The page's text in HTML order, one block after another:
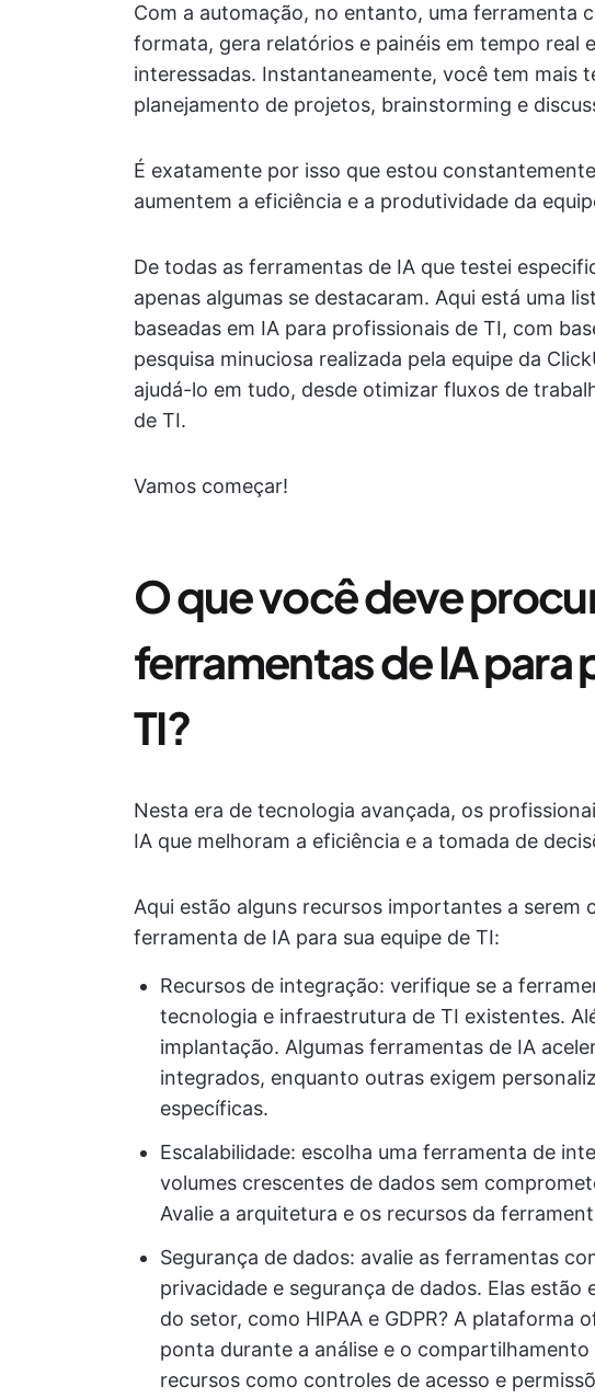
Com a automação, no entanto, uma ferramenta
formata, gera relatórios e painéis em tempo real
interessadas. Instantaneamente, você tem mais
planejamento de projetos, brainstorming e
É exatamente por isso que estou
aumentem a eficiência e a produtividade da
De todas as ferramentas de IA que testei
apenas algumas se destacaram. Aqui está uma
baseadas em IA para profissionais de TI, com
pesquisa minuciosa realizada pela equipe da
ajudá-lo em tudo, desde otimizar fluxos de
de TI.
Vamos começar!
O que você deve
ferramentas de IA para
TI?
Nesta era de tecnologia avançada, os
IA que melhoram a eficiência e a tomada de
Aqui estão alguns recursos importantes a serem
ferramenta de IA para sua equipe de TI:
Recursos de integração: verifique se a
tecnologia e infraestrutura de TI existentes.
implantação. Algumas ferramentas de IA
integrados, enquanto outras exigem
específicas.
Escalabilidade: escolha uma ferramenta de
volumes crescentes de dados sem
Avalie a arquitetura e os recursos da
Segurança de dados: avalie as ferramentas
privacidade e segurança de dados. Elas
do setor, como HIPAA e GDPR? A plataforma
ponta durante a análise e o compartilhamento
recursos como controles de acesso e